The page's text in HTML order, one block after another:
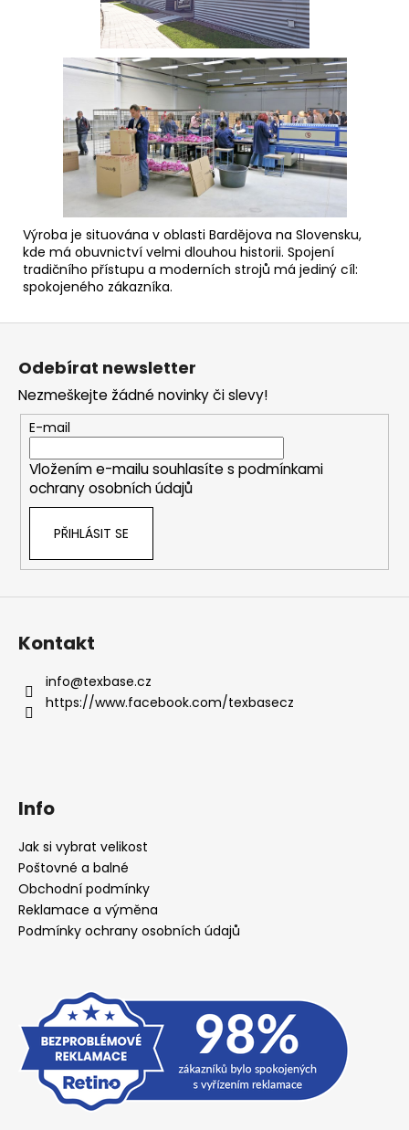
Výroba je situována v oblasti Bardějova na Slovensku,
kde má obuvnictví velmi dlouhou historii. Spojení
tradičního přístupu a moderních strojů má jediný cíl:
spokojeného zákazníka.
Z
Odebírat newsletter
Nezmeškejte žádné novinky či slevy!
E-mail
Vložením e-mailu souhlasíte s podmínkami
ochrany osobních údajů
PŘIHLÁSIT SE
Kontakt
info@texbase.cz
https://www.facebook.com/texbasecz
Info
Jak si vybrat velikost
Poštovné a balné
Obchodní podmínky
Reklamace a výměna
Podmínky ochrany osobních údajů